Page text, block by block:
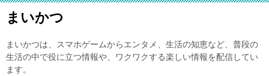
まいかつ
まいかつは、スマホゲームからエンタメ、生活の知恵など、普段の
生活の中で役に立つ情報や、ワクワクする楽しい情報を配信してい
ます。